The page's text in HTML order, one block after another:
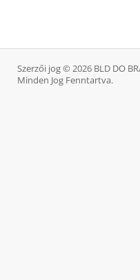
Szerzői jog © 2026 BLD DO
Minden Jog Fenntartva.